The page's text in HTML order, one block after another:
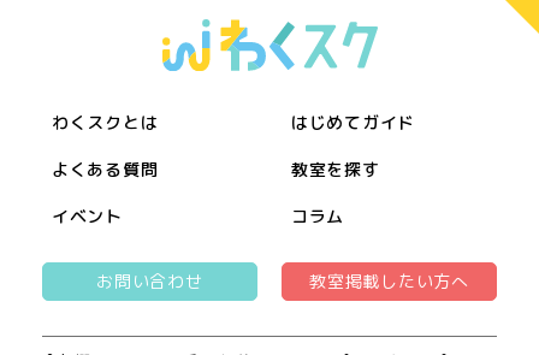
わくスクとは はじめてガイド
よくある質問 教室を探す
イベント コラム
お問い合わせ 教室掲載したい方へ